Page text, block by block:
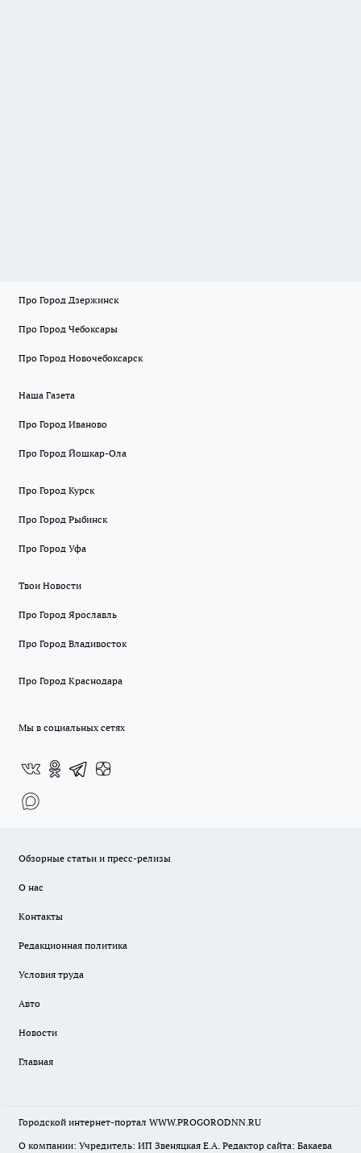
Про Город Дзержинск
Про Город Чебоксары
Про Город Новочебоксарск
Наша Газета
Про Город Иваново
Про Город Йошкар-Ола
Про Город Курск
Про Город Рыбинск
Про Город Уфа
Твои Новости
Про Город Ярославль
Про Город Владивосток
Про Город Краснодара
Мы в социальных сетях
Обзорные статьи и пресс-релизы
О нас
Контакты
Редакционная политика
Условия труда
Авто
Новости
Главная
Городской интернет-портал WWW.PROGORODNN.RU
О компании: Учредитель: ИП Звеняцкая Е.А. Редактор сайта: Бакаева